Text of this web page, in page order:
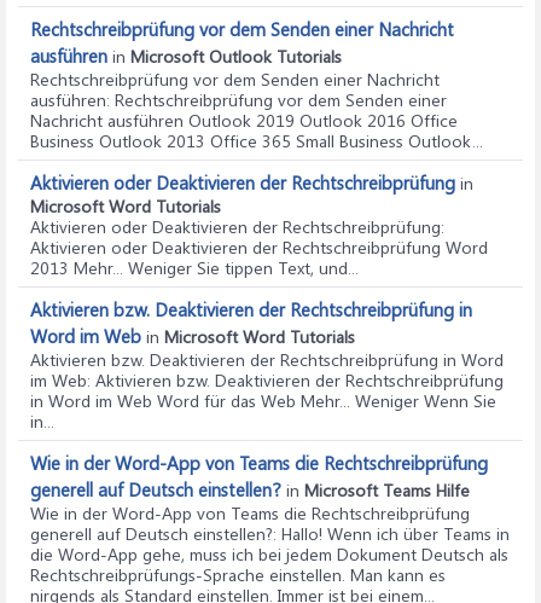
Rechtschreibprüfung vor dem Senden einer Nachricht
ausführen in Microsoft Outlook Tutorials
Rechtschreibprüfung vor dem Senden einer Nachricht
ausführen: Rechtschreibprüfung vor dem Senden einer
Nachricht ausführen Outlook 2019 Outlook 2016 Office
Business Outlook 2013 Office 365 Small Business Outlook...
Aktivieren oder Deaktivieren der Rechtschreibprüfung in
Microsoft Word Tutorials
Aktivieren oder Deaktivieren der Rechtschreibprüfung:
Aktivieren oder Deaktivieren der Rechtschreibprüfung Word
2013 Mehr... Weniger Sie tippen Text, und...
Aktivieren bzw. Deaktivieren der Rechtschreibprüfung in
Word im Web in Microsoft Word Tutorials
Aktivieren bzw. Deaktivieren der Rechtschreibprüfung in Word
im Web: Aktivieren bzw. Deaktivieren der Rechtschreibprüfung
in Word im Web Word für das Web Mehr... Weniger Wenn Sie
in...
Wie in der Word-App von Teams die Rechtschreibprüfung
generell auf Deutsch einstellen? in Microsoft Teams Hilfe
Wie in der Word-App von Teams die Rechtschreibprüfung
generell auf Deutsch einstellen?: Hallo! Wenn ich über Teams in
die Word-App gehe, muss ich bei jedem Dokument Deutsch als
Rechtschreibprüfungs-Sprache einstellen. Man kann es
nirgends als Standard einstellen. Immer ist bei einem...